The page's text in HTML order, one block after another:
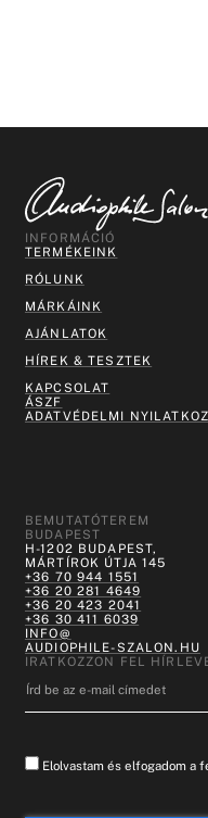
INFORMÁCIÓ
TERMÉKEINK
RÓLUNK
MÁRKÁINK
AJÁNLATOK
HÍREK & TESZTEK
KAPCSOLAT
ÁSZF
ADATVÉDELMI
BEMUTATÓTEREM
BUDAPEST
H-1202 BUDAPEST,
MÁRTÍROK ÚTJA 145
+36 70 944 1551
+36 20 281 4649
+36 20 423 2041
+36 30 411 6039
INFO@
AUDIOPHILE-SZALON.HU
IRATKOZZON FEL
Elolvastam és elfogadom a